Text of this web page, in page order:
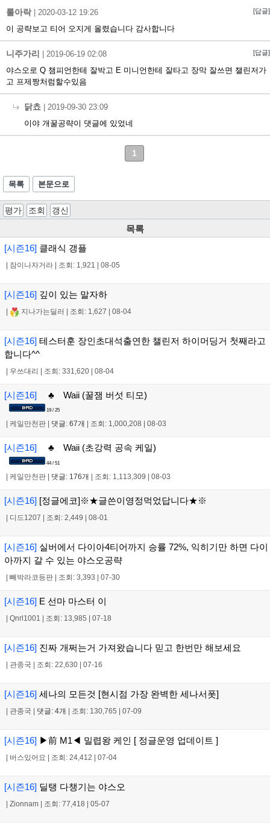
룰아락| 2020-03-12 19:26 [답글]
이 공략보고 티어 오지게 올렸습니다 감사합니다
니주가리 2019-06-19 02:08 [답글]
야스오로 Q 챔피언한테 잘박고 E 미니언한테 잘타고 장막 잘쓰면 챌린저가
고 프제짱처럼할수있음
닭쵸
2019-09-30 23:09
이야 개꿀공략이 댓글에 있었네
1
목록 본문으로
평가 조회 갱신
목록
[시즌16] 클래식 갱플
잠이나자거라 조회: 1,921 08-05
[시즌16] 깊이 있는 말자하
지나가는딜러 조회: 1,627 08-04
[시즌16] 테스터훈 장인초대석출연한 챌린저 하이머딩거 첫째라고
합니다^^
우쓰대리 조회: 331,620 08-04
[시즌16] ♣ Waii (꿀잼 버섯 티모)
19 / 25
케일만천판 댓글: 67개 조회: 1,000,208 08-03
[시즌16] ♣ Waii (초강력 공속 케일)
44 / 51
| 케일만천판 | 댓글: 176개 | 조회: 1,113,309 | 08-03
[시즌16] [정글에코]※★글쓴이영정먹었답니다★※
| 디드1207 | 조회: 2,449 | 08-01
[시즌16] 실버에서 다이아4티어까지 승률 72%, 익히기만 하면 다이
아까지 갈 수 있는 야스오공략
| 빼박라코등판 | 조회: 3,393 | 07-30
[시즌16] E 선마 마스터 이
| Qnrl1001 | 조회: 13,985 | 07-18
[시즌16] 진짜 개쩌는거 가져왔습니다 믿고 한번만 해보세요
| 관종국 | 조회: 22,630 | 07-16
[시즌16] 세나의 모든것 [현시점 가장 완벽한 세나서폿]
| 관종국 | 댓글: 4개 | 조회: 130,765 | 07-09
[시즌16] ▶前 M1◀ 밀렵왕 케인 [ 정글운영 업데이트 ]
| 버스있어요 | 조회: 24,412 | 07-04
[시즌16] 딜탱 다챙기는 야스오
| Zionnam | 조회: 77,418 | 05-07